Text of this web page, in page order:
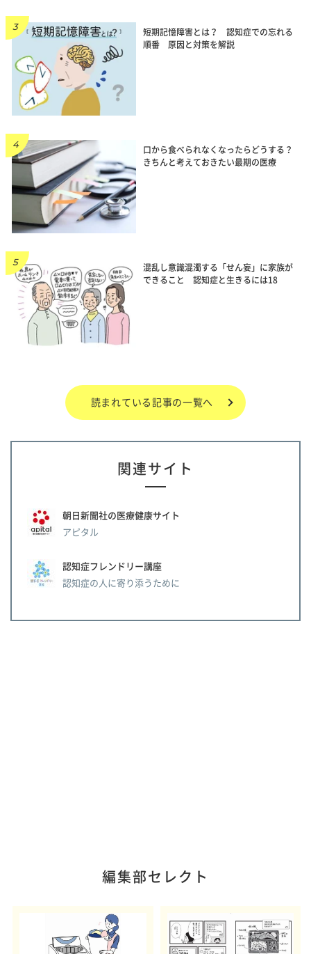
短期記憶障害とは？ 認知症での忘れる
順番 原因と対策を解説
口から食べられなくなったらどうする？
きちんと考えておきたい最期の医療
混乱し意識混濁する「せん妄」に家族が
できること 認知症と生きるには18
読まれている記事の一覧へ
関連サイト
朝日新聞社の医療健康サイト
アピタル
認知症フレンドリー講座
認知症の人に寄り添うために
編集部セレクト